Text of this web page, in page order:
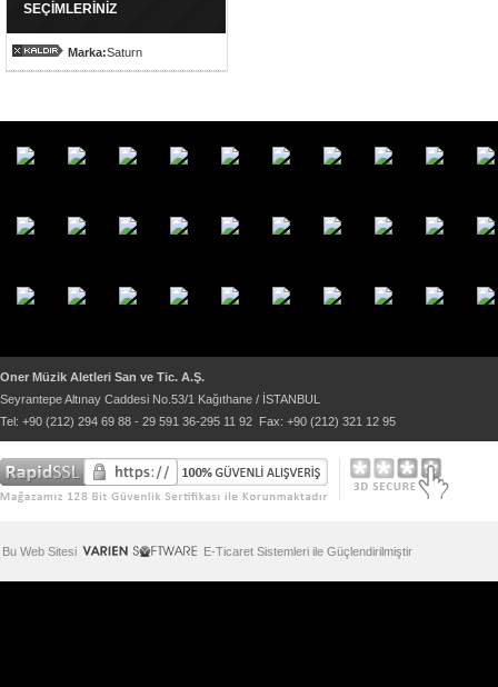
SEÇİMLERİNİZ
Marka:Saturn
Oner Müzik Aletleri San ve Tic. A.Ş.
Seyrantepe Altınay Caddesi No.53/1 Kağıthane / İSTANBUL
Tel: +90 (212) 294 69 88 - 29 591 36-295 11 92 Fax: +90 (212) 321 12 95
Bu Web Sitesi E-Ticaret Sistemleri ile Güçlendirilmiştir